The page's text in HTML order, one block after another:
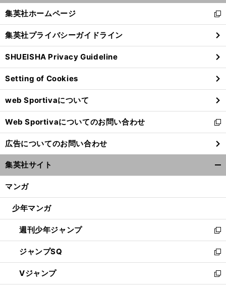
前
閉
る
集英社ホームページ
新
し
い
ウ
ィ
ン
ド
ウ
で
開
く
集英社プライバシーガイドライン
SHUEISHA Privacy Guideline
Setting of Cookies
web Sportivaについて
Web Sportivaについてのお問い合わせ
新
し
い
ウ
ィ
ン
ウ
開
く
広告についてのお問い合わせ
集英社サイト
マンガ
少年マンガ
週刊少年ジャンプ
新
し
い
ウ
ィ
ジャンプSQ
新
し
い
Vジャンプ
新